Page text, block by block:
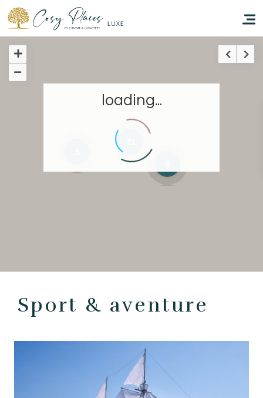
Accueil
Nos adresses dans le monde
loading...
Sport & aventure